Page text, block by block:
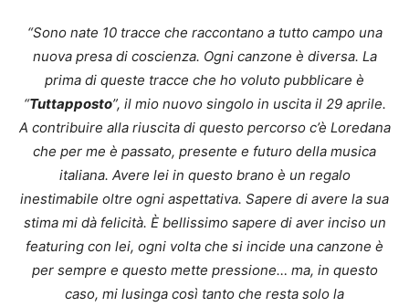
“Sono nate 10 tracce che raccontano a tutto campo una
nuova presa di coscienza. Ogni canzone è diversa. La
prima di queste tracce che ho voluto pubblicare è
“Tuttapposto”, il mio nuovo singolo in uscita il 29 aprile.
A contribuire alla riuscita di questo percorso c’è Loredana
che per me è passato, presente e futuro della musica
italiana. Avere lei in questo brano è un regalo
inestimabile oltre ogni aspettativa. Sapere di avere la sua
stima mi dà felicità. È bellissimo sapere di aver inciso un
featuring con lei, ogni volta che si incide una canzone è
per sempre e questo mette pressione… ma, in questo
caso, mi lusinga così tanto che resta solo la